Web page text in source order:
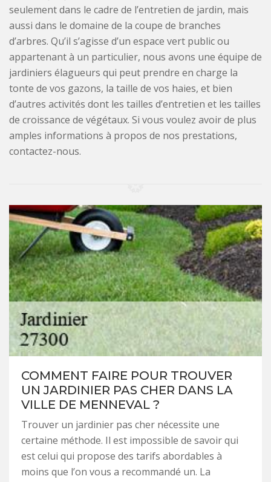
seulement dans le cadre de l’entretien de jardin, mais
aussi dans le domaine de la coupe de branches
d’arbres. Qu’il s’agisse d’un espace vert public ou
appartenant à un particulier, nous avons une équipe de
jardiniers élagueurs qui peut prendre en charge la
tonte de vos gazons, la taille de vos haies, et bien
d’autres activités dont les tailles d’entretien et les tailles
de croissance de végétaux. Si vous voulez avoir de plus
amples informations à propos de nos prestations,
contactez-nous.
COMMENT FAIRE POUR TROUVER
UN JARDINIER PAS CHER DANS LA
VILLE DE MENNEVAL ?
Trouver un jardinier pas cher nécessite une
certaine méthode. Il est impossible de savoir qui
est celui qui propose des tarifs abordables à
moins que l’on vous a recommandé un. La